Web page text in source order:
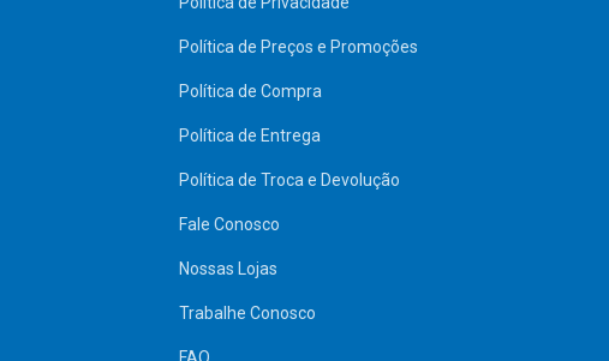
Política de Preços e Promoções
Política de Compra
Política de Entrega
Política de Troca e Devolução
Fale Conosco
Nossas Lojas
Trabalhe Conosco